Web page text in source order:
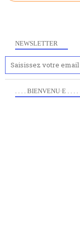
NEWSLETTER
. . . . BIENVENU·E . . . .